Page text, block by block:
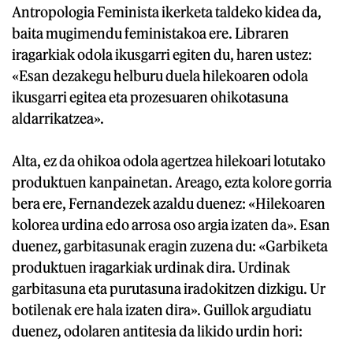
Antropologia Feminista ikerketa taldeko kidea da,
baita mugimendu feministakoa ere. Libraren
iragarkiak odola ikusgarri egiten du, haren ustez:
«Esan dezakegu helburu duela hilekoaren odola
ikusgarri egitea eta prozesuaren ohikotasuna
aldarrikatzea».
Alta, ez da ohikoa odola agertzea hilekoari lotutako
produktuen kanpainetan. Areago, ezta kolore gorria
bera ere, Fernandezek azaldu duenez: «Hilekoaren
kolorea urdina edo arrosa oso argia izaten da». Esan
duenez, garbitasunak eragin zuzena du: «Garbiketa
produktuen iragarkiak urdinak dira. Urdinak
garbitasuna eta purutasuna iradokitzen dizkigu. Ur
botilenak ere hala izaten dira». Guillok argudiatu
duenez, odolaren antitesia da likido urdin hori: